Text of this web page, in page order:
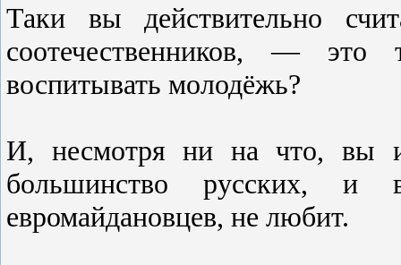
Таки вы действительно
соотечественников, —
воспитывать молодёжь?
И, несмотря ни на что, вы
большинство русских,
евромайдановцев, не любит.